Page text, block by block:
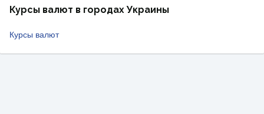
Курсы валют в городах Украины
Курсы валют